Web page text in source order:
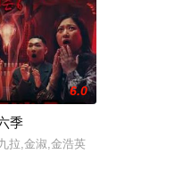
是姐妹，是情敌。 今天爱男人
阵容破天荒集结，同场大玩推
6.0
季
拉,金淑,金浩英